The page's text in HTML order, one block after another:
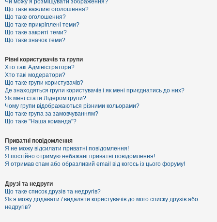
к
Д
о
п
о
г
а
Чи можу я розміщувати зображення?
Що таке важливі оголошення?
Що таке оголошення?
Що таке прикріплені теми?
Що таке закриті теми?
Що таке значок теми?
Рівні користувачів та групи
Хто такі Адміністратори?
Хто такі модератори?
Що таке групи користувачів?
Де знаходяться групи користувачів і як мені приєднатись до них?
Як мені стати Лідером групи?
Чому групи відображаються різними кольорами?
Що таке група за замовчуванням?
Що таке "Наша команда"?
Приватні повідомлення
Я не можу відсилати приватні повідомлення!
Я постійно отримую небажані приватні повідомлення!
Я отримав спам або образливий email від когось із цього форуму!
Друзі та недруги
Що таке список друзів та недругів?
Як я можу додавати / видаляти користувачів до мого списку друзів або
недругів?